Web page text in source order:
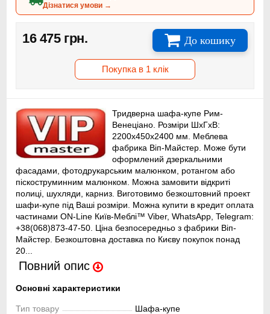
Дізнатися умови →
16 475 грн. До кошику
Покупка в 1 клік
Тридверна шафа-купе Рим-
Венеціано. Розміри ШхГхВ:
2200x450x2400 мм. Меблева
фабрика Віп-Майстер. Може бути
оформлений дзеркальними
фасадами, фотодрукарським малюнком, ротангом або
піскоструминним малюнком. Можна замовити відкриті
полиці, шухляди, карниз. Виготовимо безкоштовний проект
шафи-купе під Ваші розміри. Можна купити в кредит оплата
частинами ON-Line Київ-Меблі™ Viber, WhatsApp, Telegram:
+38(068)873-47-50. Ціна безпосередньо з фабрики Віп-
Майстер. Безкоштовна доставка по Києву покупок понад
20...
Повний опис
Основні характеристики
Тип товару
Шафа-купе